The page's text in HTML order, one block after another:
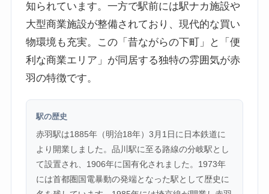
知られています。一方で駅前には駅ナカ施設や
大型商業施設が整備されており、現代的な買い
物環境も充実。この「昔ながらの下町」と「便
利な商業エリア」が同居する独特の雰囲気が赤
羽の特徴です。
駅の歴史
赤羽駅は1885年（明治18年）3月1日に日本鉄道に
より開業しました。品川駅に至る路線の分岐駅とし
て設置され、1906年に国有化されました。1973年
には首都圏国電暴動の発端となった駅として歴史に